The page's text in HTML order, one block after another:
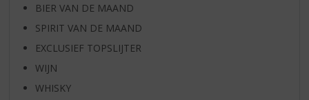
BIER VAN DE MAAND
SPIRIT VAN DE MAAND
EXCLUSIEF TOPSLIJTER
WIJN
WHISKY